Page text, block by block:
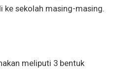
ke sekolah masing-masing.
meliputi 3 bentuk